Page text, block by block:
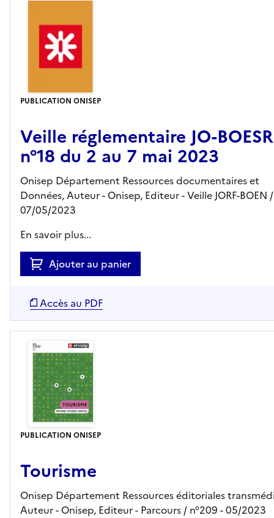
PUBLICATION ONISEP
Veille réglementaire JO-BOESR
n°18 du 2 au 7 mai 2023
Onisep Département Ressources documentaires et
Données, Auteur - Onisep, Editeur- Veille JORF-BOEN
07/05/2023
En savoir plus...
Ajouter au panier
Accès au PDF
PUBLICATION ONISEP
Tourisme
Onisep Département Ressources éditoriales
Auteur - Onisep, Editeur- Parcours / n°209 - 05/2023